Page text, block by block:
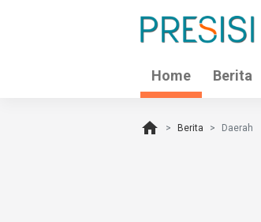
Home Berita
home Berita Daerah